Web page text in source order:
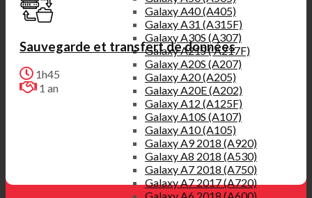
Galaxy A40 (A405)
Galaxy A31 (A315F)
Galaxy A30S (A307)
Galaxy A21S ( A217F)
Galaxy A20S (A207)
Galaxy A20 (A205)
Galaxy A20E (A202)
Galaxy A12 (A125F)
Galaxy A10S (A107)
Galaxy A10 (A105)
Galaxy A9 2018 (A920)
Galaxy A8 2018 (A530)
Galaxy A7 2018 (A750)
Galaxy A7 2017 (A720)
Sauvegarde et transfert de données
1h45
1 an